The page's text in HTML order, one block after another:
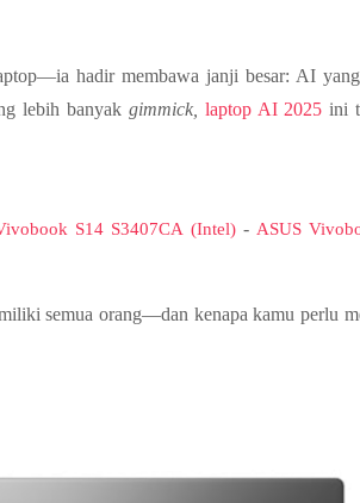
hadir membawa janji besar: AI yang
lebih banyak gimmick, laptop AI 2025 ini
S14 S3407CA (Intel) - ASUS
semua orang—dan kenapa kamu perlu